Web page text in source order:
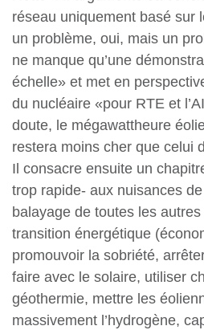
réseau uniquement basé sur
un problème, oui, mais un
ne manque qu’une
échelle» et met en
du nucléaire «pour RTE et
doute, le mégawattheure
restera moins cher que celui
Il consacre ensuite un
trop rapide- aux nuisances
balayage de toutes les
transition énergétique
promouvoir la sobriété,
faire avec le solaire, utiliser
géothermie, mettre les
massivement l’hydrogène,